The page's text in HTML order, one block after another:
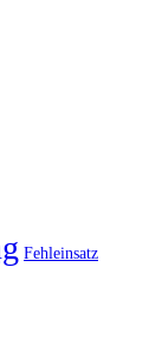
Fehleinsatz